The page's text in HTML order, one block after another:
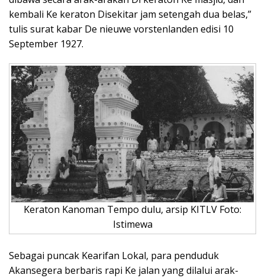
kembali Ke keraton Disekitar jam setengah dua belas,”
tulis surat kabar De nieuwe vorstenlanden edisi 10
September 1927.
Keraton Kanoman Tempo dulu, arsip KITLV Foto:
Istimewa
Sebagai puncak Kearifan Lokal, para penduduk
Akansegera berbaris rapi Ke jalan yang dilalui arak-